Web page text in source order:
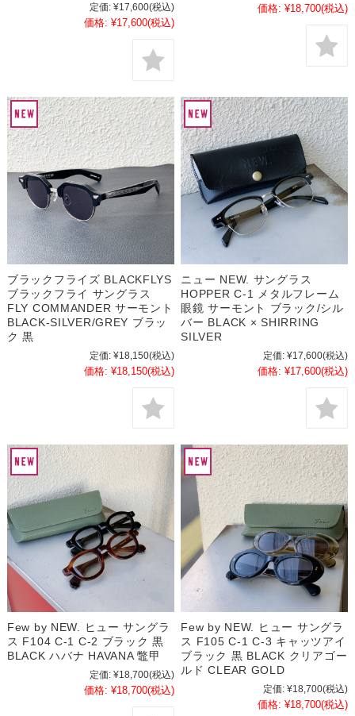
定価: ¥17,600(税込)
価格: ¥17,600(税込)
価格: ¥18,700(税込)
ブラックフライズ BLACKFLYS
ブラックフライ サングラス
FLY COMMANDER サーモント
BLACK-SILVER/GREY ブラッ
ク 黒
定価: ¥18,150(税込)
価格: ¥18,150(税込)
ニュー NEW. サングラス
HOPPER C-1 メタルフレーム
眼鏡 サーモント ブラック/シル
バー BLACK × SHIRRING
SILVER
定価: ¥17,600(税込)
価格: ¥17,600(税込)
Few by NEW. ヒュー サングラ
ス F104 C-1 C-2 ブラック 黒
BLACK ハバナ HAVANA 鼈甲
定価: ¥18,700(税込)
価格: ¥18,700(税込)
Few by NEW. ヒュー サングラ
ス F105 C-1 C-3 キャッツアイ
ブラック 黒 BLACK クリアゴー
ルド CLEAR GOLD
定価: ¥18,700(税込)
価格: ¥18,700(税込)